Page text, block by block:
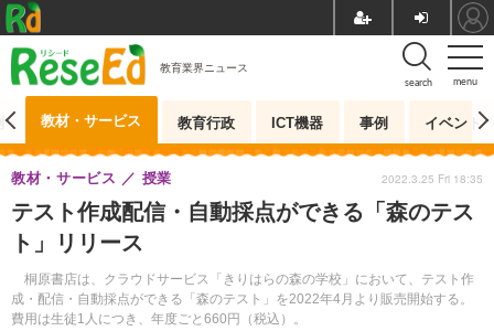
menu
search
教育業界ニュース
教材・サービス 教育行政 ICT機器 事例 イベント
テスト作成配信・自動採点ができる「森のテス
ト」リリース
桐原書店は、クラウドサービス「きりはらの森の学校」において、テスト作
成・配信・自動採点ができる「森のテスト」を2022年4月より販売開始する。
費用は生徒1人につき、年度ごと660円（税込）。
教材・サービス 授業 2022.3.25 Fri 18:35